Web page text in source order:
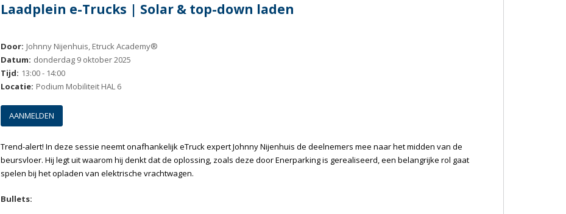
Laadplein e-Trucks | Solar & top-down laden
Door: Johnny Nijenhuis, Etruck Academy®
Datum: donderdag 9 oktober 2025
Tijd: 13:00 - 14:00
Locatie: Podium Mobiliteit HAL 6
AANMELDEN
Trend-alert! In deze sessie neemt onafhankelijk eTruck expert Johnny Nijenhuis de deelnemers mee naar het midden van de
beursvloer. Hij legt uit waarom hij denkt dat de oplossing, zoals deze door Enerparking is gerealiseerd, een belangrijke rol gaat
spelen bij het opladen van elektrische vrachtwagen.
Bullets: